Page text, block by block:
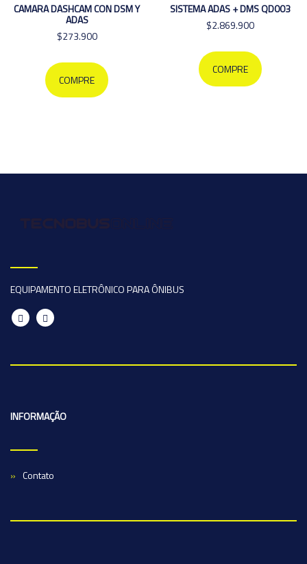
CAMARA DASHCAM CON DSM Y
ADAS
$273.900
COMPRE
SISTEMA ADAS + DMS QD003
$2.869.900
COMPRE
EQUIPAMENTO ELETRÔNICO PARA ÔNIBUS
INFORMAÇÃO
Contato